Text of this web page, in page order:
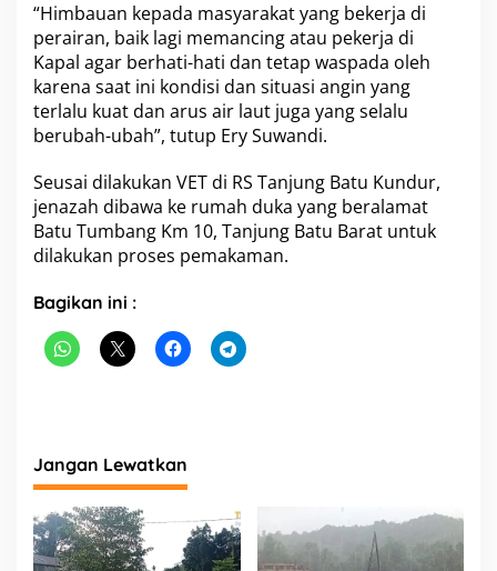
“Himbauan kepada masyarakat yang bekerja di
perairan, baik lagi memancing atau pekerja di
Kapal agar berhati-hati dan tetap waspada oleh
karena saat ini kondisi dan situasi angin yang
terlalu kuat dan arus air laut juga yang selalu
berubah-ubah”, tutup Ery Suwandi.
Seusai dilakukan VET di RS Tanjung Batu Kundur,
jenazah dibawa ke rumah duka yang beralamat
Batu Tumbang Km 10, Tanjung Batu Barat untuk
dilakukan proses pemakaman.
Bagikan ini :
Jangan Lewatkan